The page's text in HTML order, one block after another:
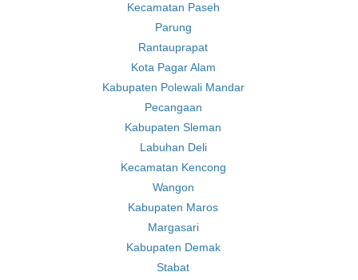
Kecamatan Paseh
Parung
Rantauprapat
Kota Pagar Alam
Kabupaten Polewali Mandar
Pecangaan
Kabupaten Sleman
Labuhan Deli
Kecamatan Kencong
Wangon
Kabupaten Maros
Margasari
Kabupaten Demak
Stabat